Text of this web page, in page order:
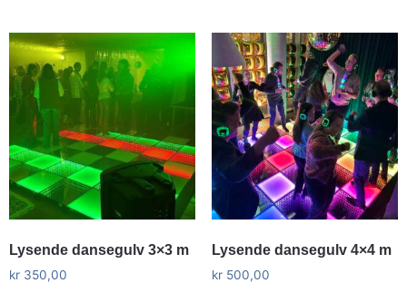
Lysende dansegulv 3×3 m
kr 350,00
Lysende dansegulv 4×4 m
kr500,00